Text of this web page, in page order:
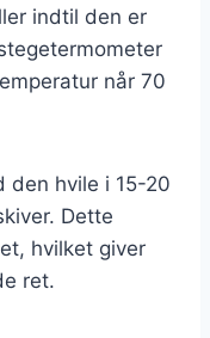
indtil den er
når 70
den hvile i 15-20
Dette
hvilket giver
ret.